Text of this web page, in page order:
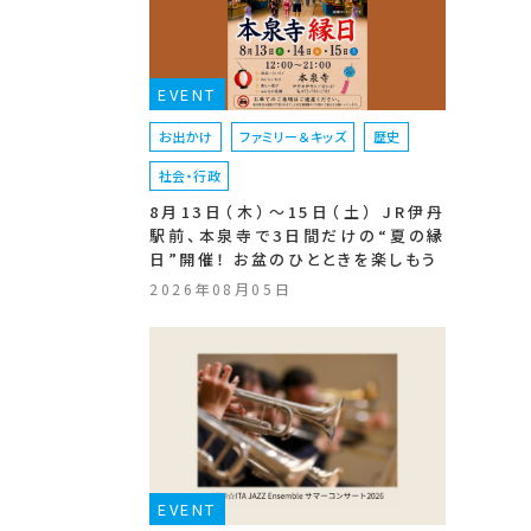
EVENT
お出かけ ファミリー＆キッズ 歴史
社会・行政
8月13日（木）〜15日（土） JR伊丹
駅前、本泉寺で3日間だけの“夏の縁
日”開催！ お盆のひとときを楽しもう
2026年08月05日
EVENT